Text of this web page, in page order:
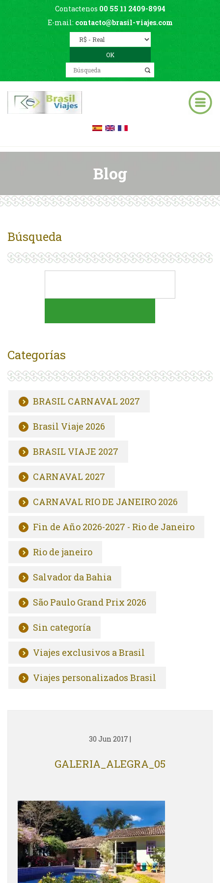
Contactenos 00 55 11 2409-8994
E-mail: contacto@brasil-viajes.com
Blog
Búsqueda
Categorías
BRASIL CARNAVAL 2027
Brasil Viaje 2026
BRASIL VIAJE 2027
CARNAVAL 2027
CARNAVAL RIO DE JANEIRO 2026
Fin de Año 2026-2027 - Rio de Janeiro
Rio de janeiro
Salvador da Bahia
São Paulo Grand Prix 2026
Sin categoría
Viajes exclusivos a Brasil
Viajes personalizados Brasil
30 Jun 2017 |
GALERIA_ALEGRA_05